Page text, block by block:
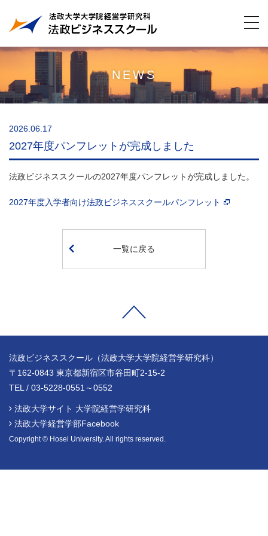
NEWS
2026.06.17
2027年度パンフレットが完成しました
法政ビジネススクールの2027年度パンフレットが完成しました。
2027年度入学者向け法政ビジネススクールパンフレット
一覧に戻る
法政ビジネススクール（法政大学大学院経営学研究科）
〒162-0843 東京都新宿区市谷田町2-15-2
TEL / 03-5228-0551～0552
法政大学サイト 大学院経営学研究科
法政大学経営学部Facebook
Copyright © Hosei University. All rights reserved.